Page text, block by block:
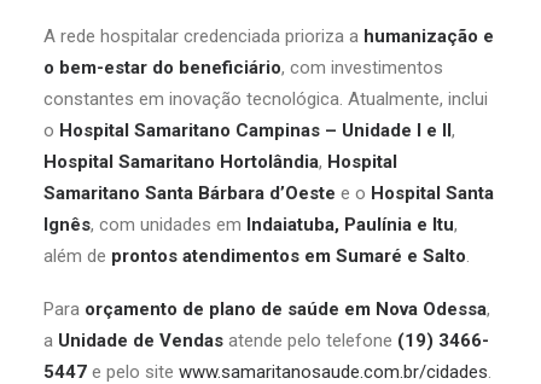
A rede hospitalar credenciada prioriza a humanização e
o bem-estar do beneficiário, com investimentos
constantes em inovação tecnológica. Atualmente, inclui
o Hospital Samaritano Campinas – Unidade I e II,
Hospital Samaritano Hortolândia, Hospital
Samaritano Santa Bárbara d’Oeste e o Hospital Santa
Ignês, com unidades em Indaiatuba, Paulínia e Itu,
além de prontos atendimentos em Sumaré e Salto.
Para orçamento de plano de saúde em Nova Odessa,
a Unidade de Vendas atende pelo telefone (19) 3466-
5447 e pelo site www.samaritanosaude.com.br/cidades.